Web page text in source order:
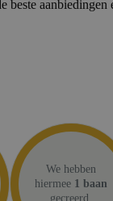
aanbiedingen
We hebben
hiermee 1 baan
gecreerd.